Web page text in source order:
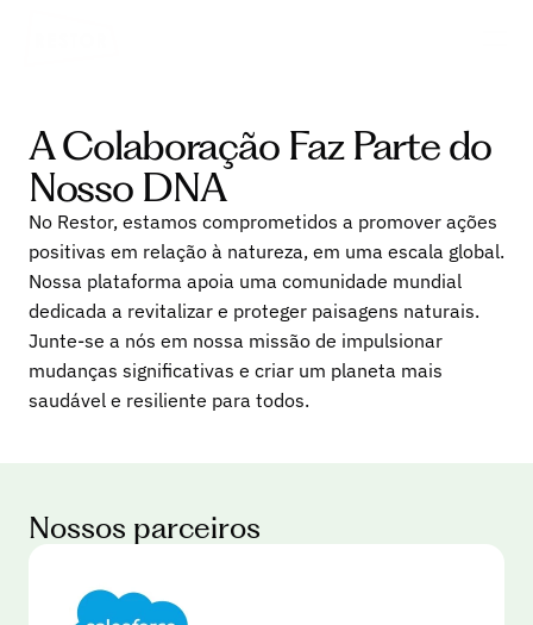
A Colaboração Faz Parte do
Nosso DNA
No Restor, estamos comprometidos a promover ações
positivas em relação à natureza, em uma escala global.
Nossa plataforma apoia uma comunidade mundial
dedicada a revitalizar e proteger paisagens naturais.
Junte-se a nós em nossa missão de impulsionar
mudanças significativas e criar um planeta mais
saudável e resiliente para todos.
Nossos parceiros